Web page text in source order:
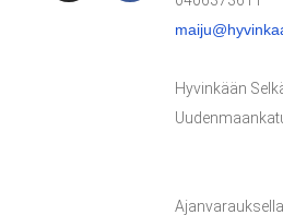
Hyvinkään